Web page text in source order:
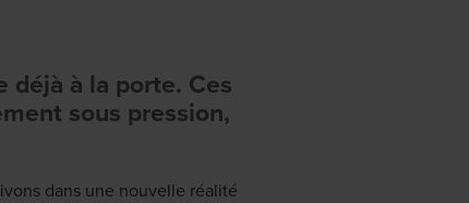
à la porte. Ces
sous pression,
dans une nouvelle réalité